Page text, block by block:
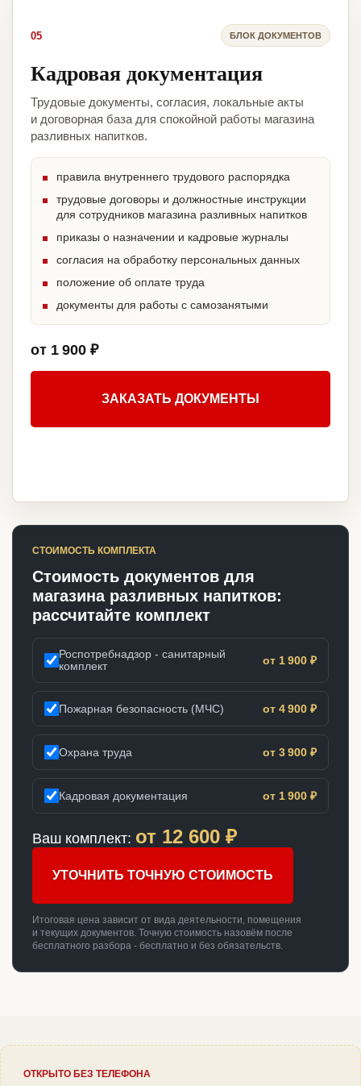
05 БЛОК ДОКУМЕНТОВ
Кадровая документация
Трудовые документы, согласия, локальные акты
и договорная база для спокойной работы магазина
разливных напитков.
правила внутреннего трудового распорядка
трудовые договоры и должностные инструкции
для сотрудников магазина разливных напитков
приказы о назначении и кадровые журналы
согласия на обработку персональных данных
положение об оплате труда
документы для работы с самозанятыми
от 1 900 ₽
ЗАКАЗАТЬ ДОКУМЕНТЫ
СТОИМОСТЬ КОМПЛЕКТА
Стоимость документов для
магазина разливных напитков:
рассчитайте комплект
Роспотребнадзор - санитарный
комплект
от 1 900 ₽
Пожарная безопасность (МЧС) от 4 900 ₽
Охрана труда от 3 900 ₽
Кадровая документация от 1 900 ₽
Ваш комплект: от 12 600 ₽
УТОЧНИТЬ ТОЧНУЮ СТОИМОСТЬ
Итоговая цена зависит от вида деятельности, помещения
и текущих документов. Точную стоимость назовём после
бесплатного разбора - бесплатно и без обязательств.
ОТКРЫТО БЕЗ ТЕЛЕФОНА